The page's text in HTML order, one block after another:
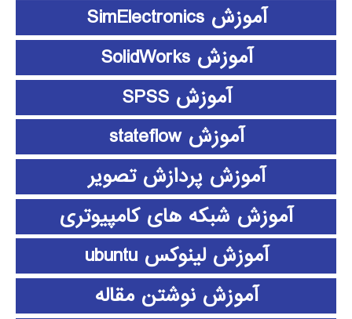
آموزش SimElectronics
آموزش SolidWorks
آموزش SPSS
آموزش stateflow
آموزش پردازش تصویر
آموزش شبکه های کامپیوتری
آموزش لینوکس ubuntu
آموزش نوشتن مقاله